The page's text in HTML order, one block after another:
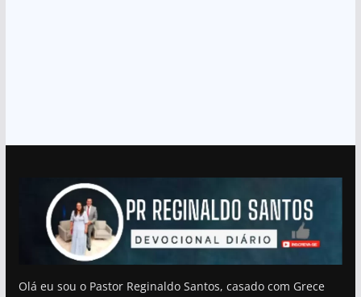
Olá eu sou o Pastor Reginaldo Santos, casado com Grece